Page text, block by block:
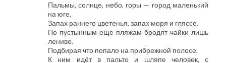
Пальмы, солнце, небо, горы — город маленький
на юге,
Запах раннего цветенья, запах моря и гляссе.
По пустынным еще пляжам бродят чайки лишь
лениво,
Подбирая что попало на прибрежной полосе.
К ним идёт в пальто и шляпе человек, с